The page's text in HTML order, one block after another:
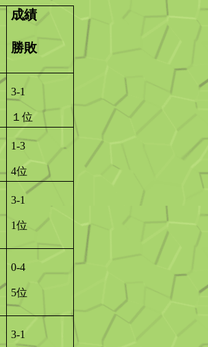
成績
勝敗
3-1
１位
1-3
4位
3-1
1位
0-4
5位
3-1